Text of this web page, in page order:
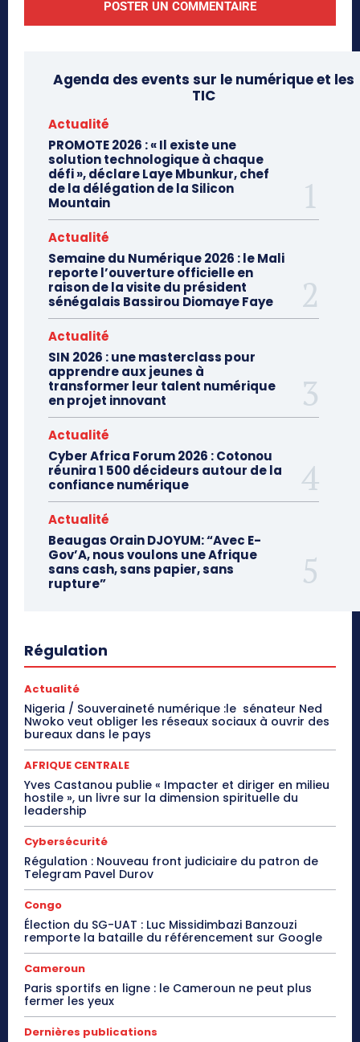
Agenda des events sur le numérique et les
TIC
Actualité
PROMOTE 2026 : « Il existe une
solution technologique à chaque
défi », déclare Laye Mbunkur, chef
de la délégation de la Silicon
Mountain
Actualité
Semaine du Numérique 2026 : le Mali
reporte l’ouverture officielle en
raison de la visite du président
sénégalais Bassirou Diomaye Faye
Actualité
SIN 2026 : une masterclass pour
apprendre aux jeunes à
transformer leur talent numérique
en projet innovant
Actualité
Cyber Africa Forum 2026 : Cotonou
réunira 1 500 décideurs autour de la
confiance numérique
Actualité
Beaugas Orain DJOYUM: “Avec E-
Gov’A, nous voulons une Afrique
sans cash, sans papier, sans
rupture”
Régulation
Actualité
Nigeria / Souveraineté numérique :le sénateur Ned
Nwoko veut obliger les réseaux sociaux à ouvrir des
bureaux dans le pays
AFRIQUE CENTRALE
Yves Castanou publie « Impacter et diriger en milieu
hostile », un livre sur la dimension spirituelle du
leadership
Cybersécurité
Régulation : Nouveau front judiciaire du patron de
Telegram Pavel Durov
Congo
Élection du SG-UAT : Luc Missidimbazi Banzouzi
remporte la bataille du référencement sur Google
Cameroun
Paris sportifs en ligne : le Cameroun ne peut plus
fermer les yeux
Dernières publications